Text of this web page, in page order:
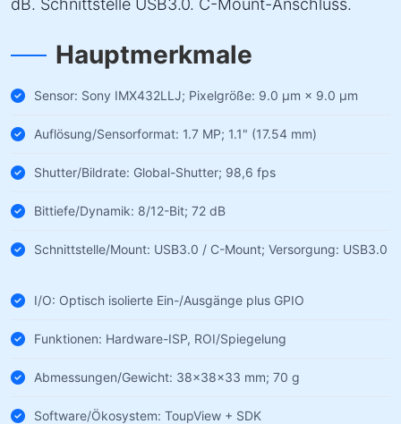
dB. Schnittstelle USB3.0. C-Mount-Anschluss.
Hauptmerkmale
Sensor: Sony IMX432LLJ; Pixelgröße: 9.0 µm × 9.0 µm
Auflösung/Sensorformat: 1.7 MP; 1.1" (17.54 mm)
Shutter/Bildrate: Global-Shutter; 98,6 fps
Bittiefe/Dynamik: 8/12-Bit; 72 dB
Schnittstelle/Mount: USB3.0 / C-Mount; Versorgung: USB3.0
I/O: Optisch isolierte Ein-/Ausgänge plus GPIO
Funktionen: Hardware-ISP, ROI/Spiegelung
Abmessungen/Gewicht: 38×38×33 mm; 70 g
Software/Ökosystem: ToupView + SDK